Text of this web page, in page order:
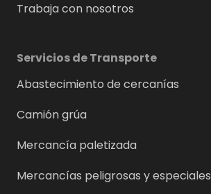
Trabaja con nosotros
Servicios de Transporte
Abastecimiento de cercanías
Camión grúa
Mercancía paletizada
Mercancías peligrosas y especiales